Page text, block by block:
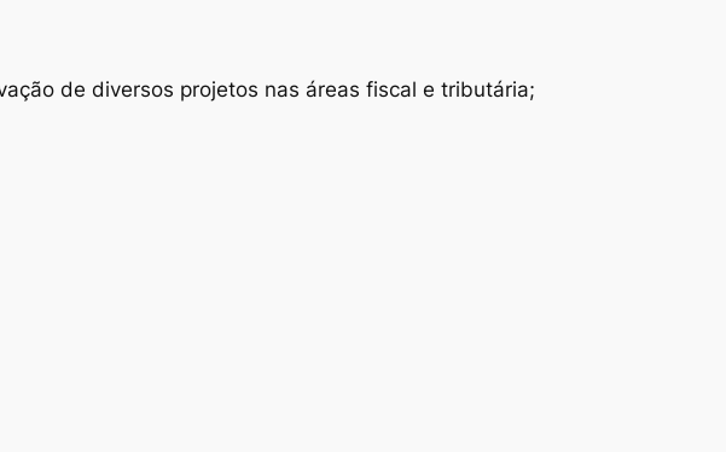
de diversos projetos nas áreas fiscal e tributária;